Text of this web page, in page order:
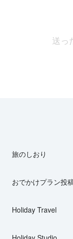
送っ
旅のしおり
おでかけプラン投
Holiday Travel